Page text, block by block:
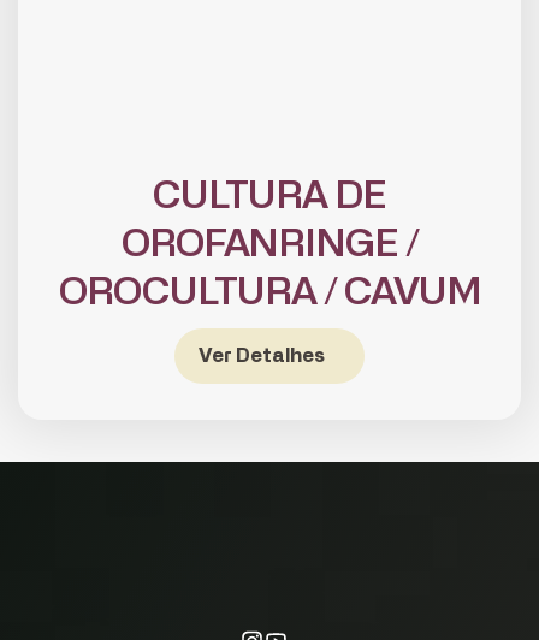
CULTURA DE
OROFANRINGE /
OROCULTURA / CAVUM
Ver Detalhes
CADASTRE-SE
Silveira em seu e-mail.